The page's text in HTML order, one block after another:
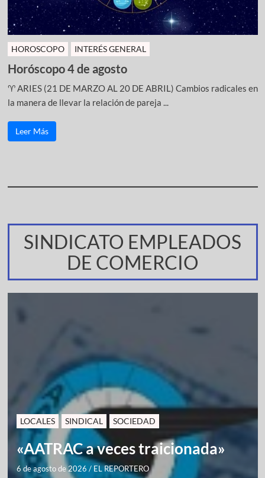
HOROSCOPO INTERÉS GENERAL
Horóscopo 4 de agosto
♈ ARIES (21 DE MARZO AL 20 DE ABRIL) Cambios radicales en
la manera de llevar la relación de pareja ...
Leer Más
SINDICATO EMPLEADOS
DE COMERCIO
LOCALES SINDICAL SOCIEDAD
«AATRAC a veces traicionada»
6 de agosto de 2026 / EL REPORTERO